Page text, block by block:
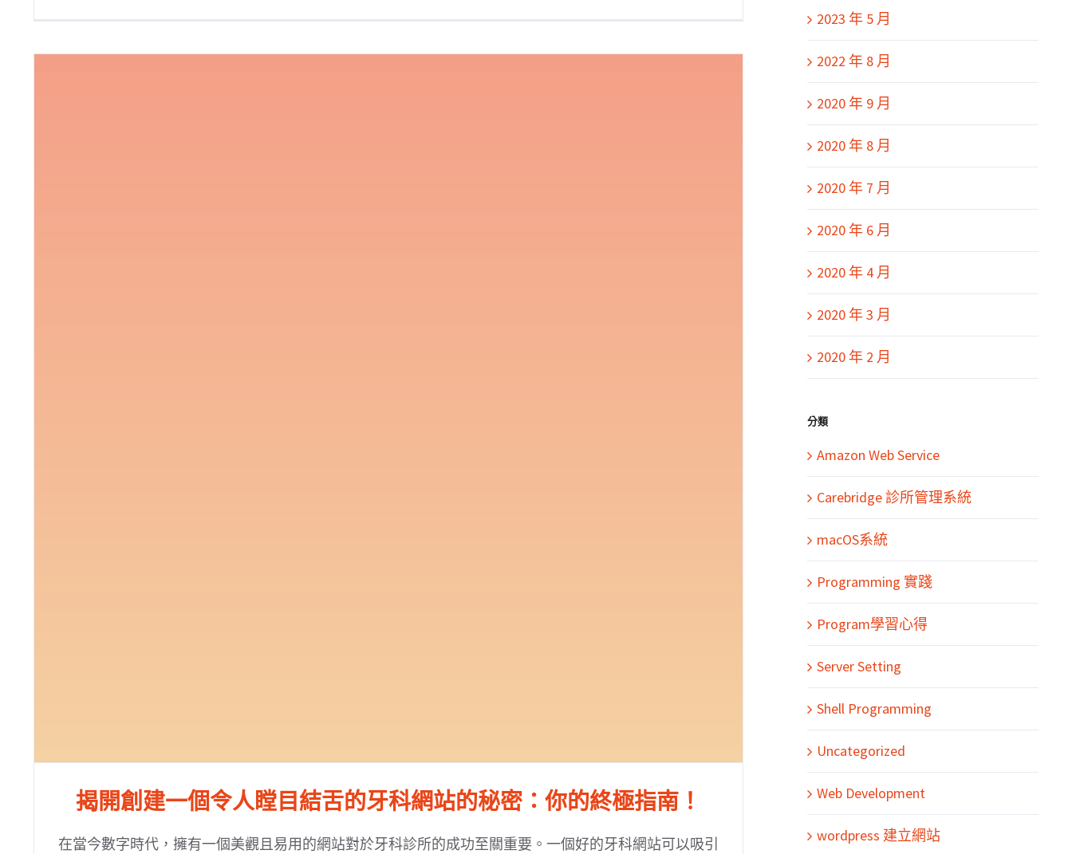
揭開創建一個令人瞠目結舌的牙科網站的秘密：你的終極指南！
在當今數字時代，擁有一個美觀且易用的網站對於牙科診所的成功至關重要。一個好的牙科網站可以吸引
2023 年 5 月
2022 年 8 月
2020 年 9 月
2020 年 8 月
2020 年 7 月
2020 年 6 月
2020 年 4 月
2020 年 3 月
2020 年 2 月
分類
Amazon Web Service
Carebridge 診所管理系統
macOS系統
Programming 實踐
Program學習心得
Server Setting
Shell Programming
Uncategorized
Web Development
wordpress 建立網站